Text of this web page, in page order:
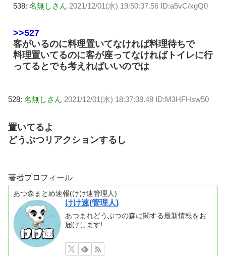
538: 名無しさん 2021/12/01(水) 19:50:37.56 ID:a5vC/xgQ0
>>527
客がいるのに料理置いてなければ料理待ちで
料理置いてるのに客が座ってなければトイレに行
ってるとでも考えればいいのでは
528: 名無しさん 2021/12/01(水) 18:37:38.48 ID:M3HFHsw50
置いてるよ
どうぶつリアクションするし
著者プロフィール
あつ森まとめ速報(けけ速管理人)
けけ速(管理人)
あつまれどうぶつの森に関する最新情報をお
届けします!